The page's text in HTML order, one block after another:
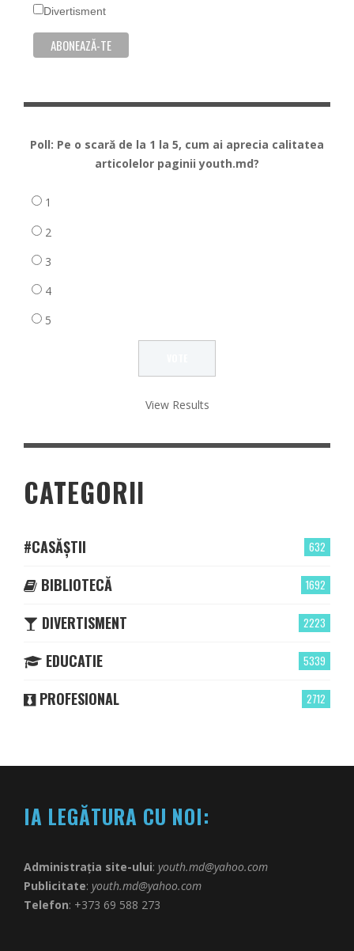
Divertisment
Poll: Pe o scară de la 1 la 5, cum ai aprecia calitatea
articolelor paginii youth.md?
1
2
3
4
5
View Results
CATEGORII
632
#CASĂȘTII
1692
BIBLIOTECĂ
2223
DIVERTISMENT
5339
EDUCATIE
2712
PROFESIONAL
IA LEGĂTURA CU NOI:
Administrația site-ului: youth.md@yahoo.com
Publicitate: youth.md@yahoo.com
Telefon: +373 69 588 273